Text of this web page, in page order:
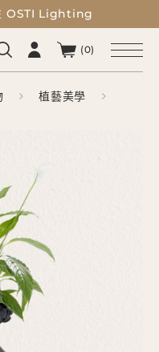
OSTI Lighting
OSTI Lighting
(0)
植藝美學